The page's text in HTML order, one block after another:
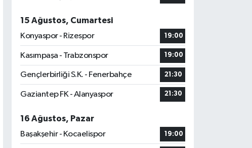
15 Ağustos, Cumartesi
Konyaspor - Rizespor
19:00
Kasımpaşa - Trabzonspor 19:00
Gençlerbirliği S.K. - Fenerbahçe 21:30
Gaziantep FK - Alanyaspor 21:30
16 Ağustos, Pazar
Başakşehir - Kocaelispor
19:00